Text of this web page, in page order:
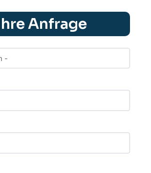
Anfrage